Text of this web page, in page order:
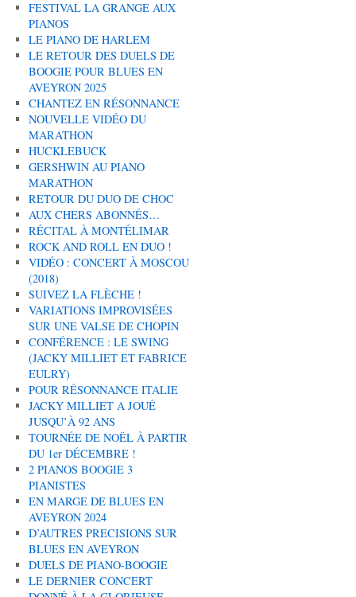
FESTIVAL LA GRANGE AUX
PIANOS
LE PIANO DE HARLEM
LE RETOUR DES DUELS DE
BOOGIE POUR BLUES EN
AVEYRON 2025
CHANTEZ EN RÉSONNANCE
NOUVELLE VIDÉO DU
MARATHON
HUCKLEBUCK
GERSHWIN AU PIANO
MARATHON
RETOUR DU DUO DE CHOC
AUX CHERS ABONNÉS…
RÉCITAL À MONTÉLIMAR
ROCK AND ROLL EN DUO !
VIDÉO : CONCERT À MOSCOU
(2018)
SUIVEZ LA FLÈCHE !
VARIATIONS IMPROVISÉES
SUR UNE VALSE DE CHOPIN
CONFÉRENCE : LE SWING
(JACKY MILLIET ET FABRICE
EULRY)
POUR RÉSONNANCE ITALIE
JACKY MILLIET A JOUÉ
JUSQU’À 92 ANS
TOURNÉE DE NOËL À PARTIR
DU 1er DÉCEMBRE !
2 PIANOS BOOGIE 3
PIANISTES
EN MARGE DE BLUES EN
AVEYRON 2024
D’AUTRES PRECISIONS SUR
BLUES EN AVEYRON
DUELS DE PIANO-BOOGIE
LE DERNIER CONCERT